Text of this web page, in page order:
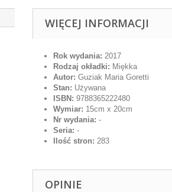
WIĘCEJ INFORMACJI
Rok wydania: 2017
Rodzaj okładki: Miękka
Autor: Guziak Maria Goretti
Stan: Używana
ISBN: 9788365222480
Wymiar: 15cm x 20cm
Nr wydania: -
Seria: -
Ilość stron: 283
OPINIE